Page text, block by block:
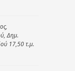
Δημ.
17,50 τ.μ.